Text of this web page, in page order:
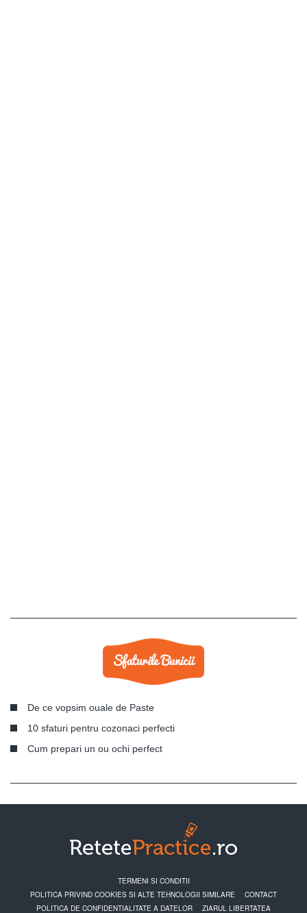
De ce vopsim ouale de Paste
10 sfaturi pentru cozonaci perfecti
Cum prepari un ou ochi perfect
TERMENI SI CONDITII
POLITICA PRIVIND COOKIES SI ALTE TEHNOLOGII SIMILARE
CONTACT
POLITICA DE CONFIDENTIALITATE A DATELOR
ZIARUL LIBERTATEA